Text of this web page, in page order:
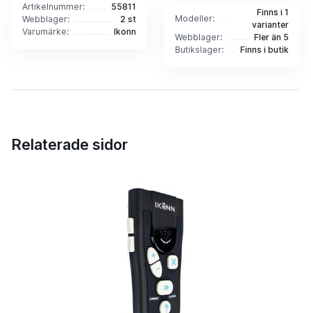
Artikelnummer:
55811
Webblager:
2 st
Varumärke:
Ikonn
Modeller:
Finns i 1
varianter
Webblager:
Fler än 5
Butikslager:
Finns i butik
Relaterade sidor